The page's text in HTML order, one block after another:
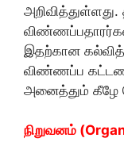
இதற்கான கல்வித்
விண்ணப்ப
அனைத்தும் கீழே
நிறுவனம்